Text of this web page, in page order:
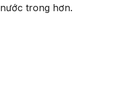
trong hơn.